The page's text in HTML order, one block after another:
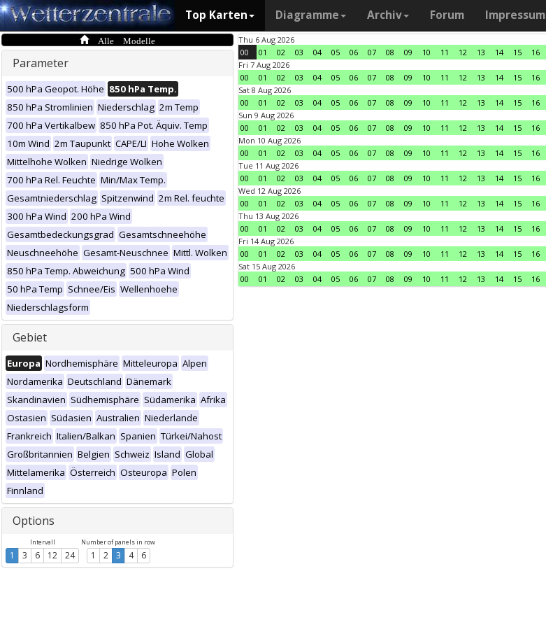
Top Karten Diagramme Archiv Forum Impressum
Alle Modelle
Parameter
500 hPa Geopot. Höhe 850 hPa Temp.
850 hPa Stromlinien Niederschlag 2m Temp
700 hPa Vertikalbew 850 hPa Pot. Äquiv. Temp
10m Wind 2m Taupunkt CAPE/LI Hohe Wolken
Mittelhohe Wolken Niedrige Wolken
700 hPa Rel. Feuchte Min/Max Temp.
Gesamtniederschlag Spitzenwind 2m Rel. feuchte
300 hPa Wind 200 hPa Wind
Gesamtbedeckungsgrad Gesamtschneehöhe
Neuschneehöhe Gesamt-Neuschnee Mittl. Wolken
850 hPa Temp. Abweichung 500 hPa Wind
50 hPa Temp Schnee/Eis Wellenhoehe
Niederschlagsform
Gebiet
Europa Nordhemisphäre Mitteleuropa Alpen
Nordamerika Deutschland Dänemark
Skandinavien Südhemisphäre Südamerika Afrika
Ostasien Südasien Australien Niederlande
Frankreich Italien/Balkan Spanien Türkei/Nahost
Großbritannien Belgien Schweiz Island Global
Mittelamerika Österreich Osteuropa Polen
Finnland
Options
Intervall
1 3 6 12 24
Number of panels in row
1 2 3 4 6
Thu 6 Aug 2026
00
01 02 03 04 05 06 07 08 09 10 11 12 13 14 15 16
Fri 7 Aug 2026
00
01 02 03 04 05 06 07 08 09 10 11 12 13 14 15 16
Sat 8 Aug 2026
00
01 02 03 04 05 06 07 08 09 10 11 12 13 14 15 16
Sun 9 Aug 2026
00
01 02 03 04 05 06 07 08 09 10 11 12 13 14 15 16
Mon 10 Aug 2026
00
01 02 03 04 05 06 07 08 09 10 11 12 13 14 15 16
Tue 11 Aug 2026
00
01 02 03 04 05 06 07 08 09 10 11 12 13 14 15 16
Wed 12 Aug 2026
00
01 02 03 04 05 06 07 08 09 10 11 12 13 14 15 16
Thu 13 Aug 2026
00
01 02 03 04 05 06 07 08 09 10 11 12 13 14 15 16
Fri 14 Aug 2026
00
01 02 03 04 05 06 07 08 09 10 11 12 13 14 15 16
Sat 15 Aug 2026
00
01 02 03 04 05 06 07 08 09 10 11 12 13 14 15 16